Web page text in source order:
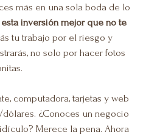
más en una sola boda de lo
inversión mejor que no te
tu trabajo por el riesgo y
no solo por hacer fotos
computadora, tarjetas y web
¿Conoces un negocio
Merece la pena. Ahora